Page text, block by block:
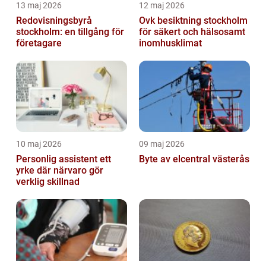
13 maj 2026
Redovisningsbyrå
stockholm: en tillgång för
företagare
12 maj 2026
Ovk besiktning stockholm
för säkert och hälsosamt
inomhusklimat
10 maj 2026
Personlig assistent ett
yrke där närvaro gör
verklig skillnad
09 maj 2026
Byte av elcentral västerås